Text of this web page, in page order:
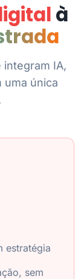
à
IA,
uma única
estratégia
sem